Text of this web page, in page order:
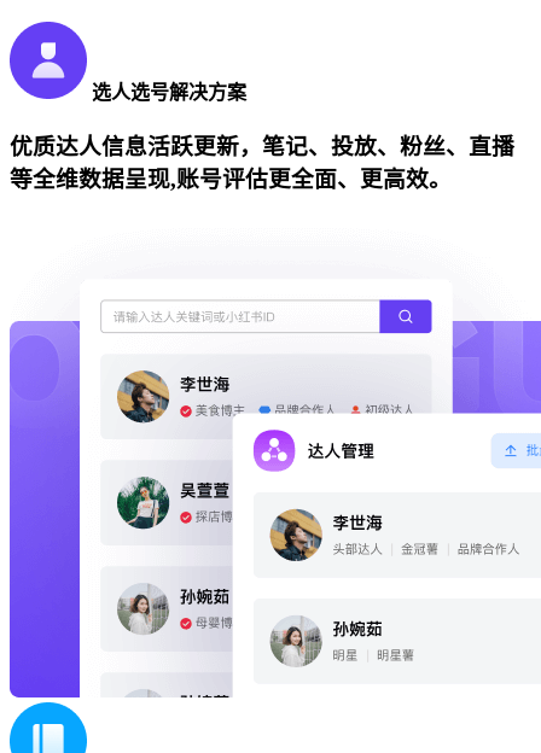
选人选号解决方案
优质达人信息活跃更新，笔记、投放、粉丝、直播
等全维数据呈现,账号评估更全面、更高效。